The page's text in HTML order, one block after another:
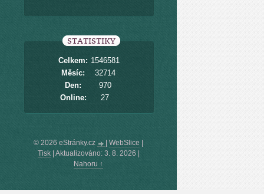
STATISTIKY
Online: 27
Celkem: 1546581
Měsíc:
32714
Den:
970
© 2026 eStránky.cz WebSlice
Tisk| Aktualizováno: 3. 8. 2026
Nahoru ↑